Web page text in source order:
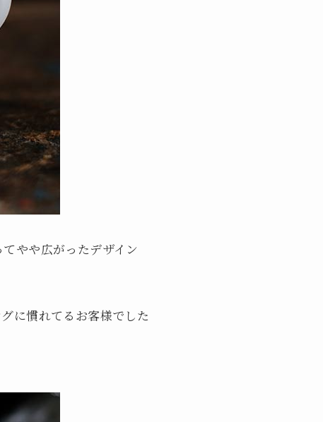
やや広がったデザイン
に慣れてるお客様でした